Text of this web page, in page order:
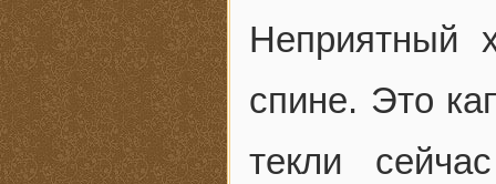
Неприятный
спине. Это
текли